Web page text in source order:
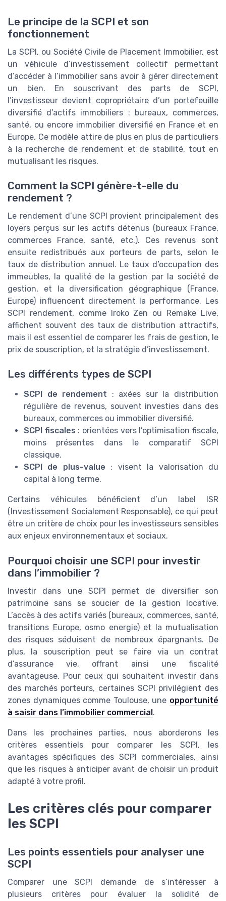
Le principe de la SCPI et son
fonctionnement
La SCPI, ou Société Civile de Placement Immobilier, est
un véhicule d’investissement collectif permettant
d’accéder à l’immobilier sans avoir à gérer directement
un bien. En souscrivant des parts de SCPI,
l’investisseur devient copropriétaire d’un portefeuille
diversifié d’actifs immobiliers : bureaux, commerces,
santé, ou encore immobilier diversifié en France et en
Europe. Ce modèle attire de plus en plus de particuliers
à la recherche de rendement et de stabilité, tout en
mutualisant les risques.
Comment la SCPI génère-t-elle du
rendement ?
Le rendement d’une SCPI provient principalement des
loyers perçus sur les actifs détenus (bureaux France,
commerces France, santé, etc.). Ces revenus sont
ensuite redistribués aux porteurs de parts, selon le
taux de distribution annuel. Le taux d’occupation des
immeubles, la qualité de la gestion par la société de
gestion, et la diversification géographique (France,
Europe) influencent directement la performance. Les
SCPI rendement, comme Iroko Zen ou Remake Live,
affichent souvent des taux de distribution attractifs,
mais il est essentiel de comparer les frais de gestion, le
prix de souscription, et la stratégie d’investissement.
Les différents types de SCPI
SCPI de rendement : axées sur la distribution
régulière de revenus, souvent investies dans des
bureaux, commerces ou immobilier diversifié.
SCPI fiscales : orientées vers l’optimisation fiscale,
moins présentes dans le comparatif SCPI
classique.
SCPI de plus-value : visent la valorisation du
capital à long terme.
Certains véhicules bénéficient d’un label ISR
(Investissement Socialement Responsable), ce qui peut
être un critère de choix pour les investisseurs sensibles
aux enjeux environnementaux et sociaux.
Pourquoi choisir une SCPI pour investir
dans l’immobilier ?
Investir dans une SCPI permet de diversifier son
patrimoine sans se soucier de la gestion locative.
L’accès à des actifs variés (bureaux, commerces, santé,
transitions Europe, osmo energie) et la mutualisation
des risques séduisent de nombreux épargnants. De
plus, la souscription peut se faire via un contrat
d’assurance vie, offrant ainsi une fiscalité
avantageuse. Pour ceux qui souhaitent investir dans
des marchés porteurs, certaines SCPI privilégient des
zones dynamiques comme Toulouse, une opportunité
à saisir dans l’immobilier commercial.
Dans les prochaines parties, nous aborderons les
critères essentiels pour comparer les SCPI, les
avantages spécifiques des SCPI commerciales, ainsi
que les risques à anticiper avant de choisir un produit
adapté à votre profil.
Les critères clés pour comparer
les SCPI
Les points essentiels pour analyser une
SCPI
Comparer une SCPI demande de s’intéresser à
plusieurs critères pour évaluer la solidité de